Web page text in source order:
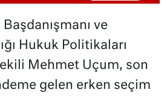
ve
Hukuk Politikaları
Mehmet Uçum, son
gelen erken seçim